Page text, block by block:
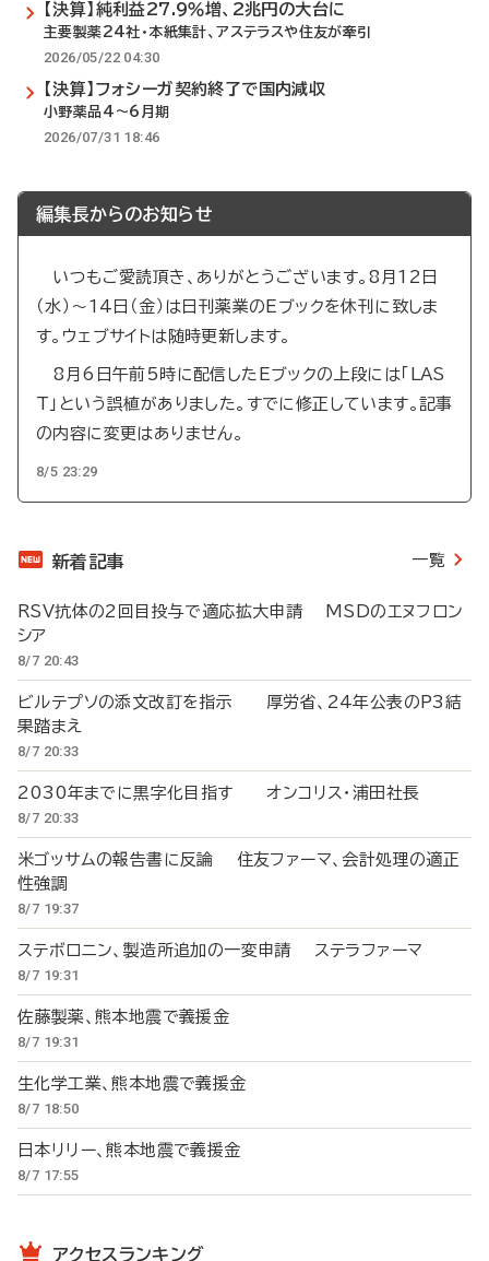
【決算】純利益27.9％増、2兆円の大台に
主要製薬24社・本紙集計、アステラスや住友が牽引
2026/05/22 04:30
【決算】フォシーガ契約終了で国内減収
小野薬品4～6月期
2026/07/31 18:46
編集長からのお知らせ
いつもご愛読頂き、ありがとうございます。8月12日
（水）～14日（金）は日刊薬業のEブックを休刊に致しま
す。ウェブサイトは随時更新します。
8月6日午前5時に配信したEブックの上段には「LAS
T」という誤植がありました。すでに修正しています。記事
の内容に変更はありません。
8/5 23:29
新着記事 一覧
RSV抗体の2回目投与で適応拡大申請 MSDのエヌフロン
シア
8/7 20:43
ビルテプソの添文改訂を指示 厚労省、24年公表のP3結
果踏まえ
8/7 20:33
2030年までに黒字化目指す オンコリス・浦田社長
8/7 20:33
米ゴッサムの報告書に反論 住友ファーマ、会計処理の適正
性強調
8/7 19:37
ステボロニン、製造所追加の一変申請 ステラファーマ
8/7 19:31
佐藤製薬、熊本地震で義援金
8/7 19:31
生化学工業、熊本地震で義援金
8/7 18:50
日本リリー、熊本地震で義援金
8/7 17:55
アクセスランキング